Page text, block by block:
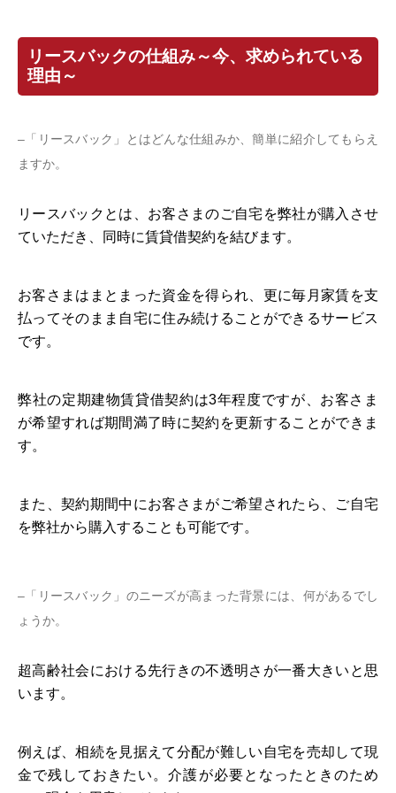
リースバックの仕組み～今、求められている
理由～
–「リースバック」とはどんな仕組みか、簡単に紹介してもらえ
ますか。
リースバックとは、お客さまのご自宅を弊社が購入させ
ていただき、同時に賃貸借契約を結びます。
お客さまはまとまった資金を得られ、更に毎月家賃を支
払ってそのまま自宅に住み続けることができるサービス
です。
弊社の定期建物賃貸借契約は3年程度ですが、お客さま
が希望すれば期間満了時に契約を更新することができま
す。
また、契約期間中にお客さまがご希望されたら、ご自宅
を弊社から購入することも可能です。
–「リースバック」のニーズが高まった背景には、何があるでし
ょうか。
超高齢社会における先行きの不透明さが一番大きいと思
います。
例えば、相続を見据えて分配が難しい自宅を売却して現
金で残しておきたい。介護が必要となったときのため